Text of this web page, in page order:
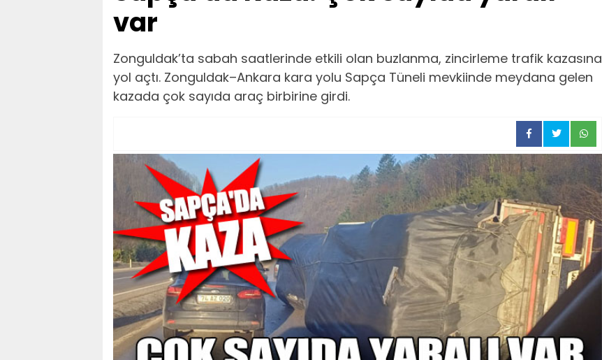
var
Zonguldak’ta sabah saatlerinde etkili olan buzlanma, zincirleme trafik kazasına
yol açtı. Zonguldak–Ankara kara yolu Sapça Tüneli mevkiinde meydana gelen
kazada çok sayıda araç birbirine girdi.